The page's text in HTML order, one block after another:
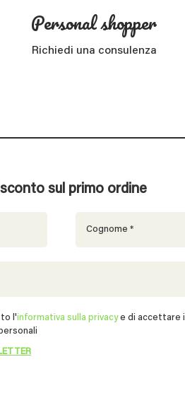
Personal shopper
Richiedi una consulenza
sconto sul primo ordine
l'informativa sulla privacye di accettare il